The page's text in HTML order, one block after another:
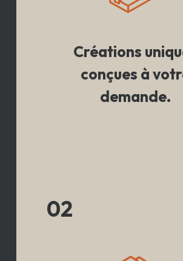
Créations
conçues à
demande.
02